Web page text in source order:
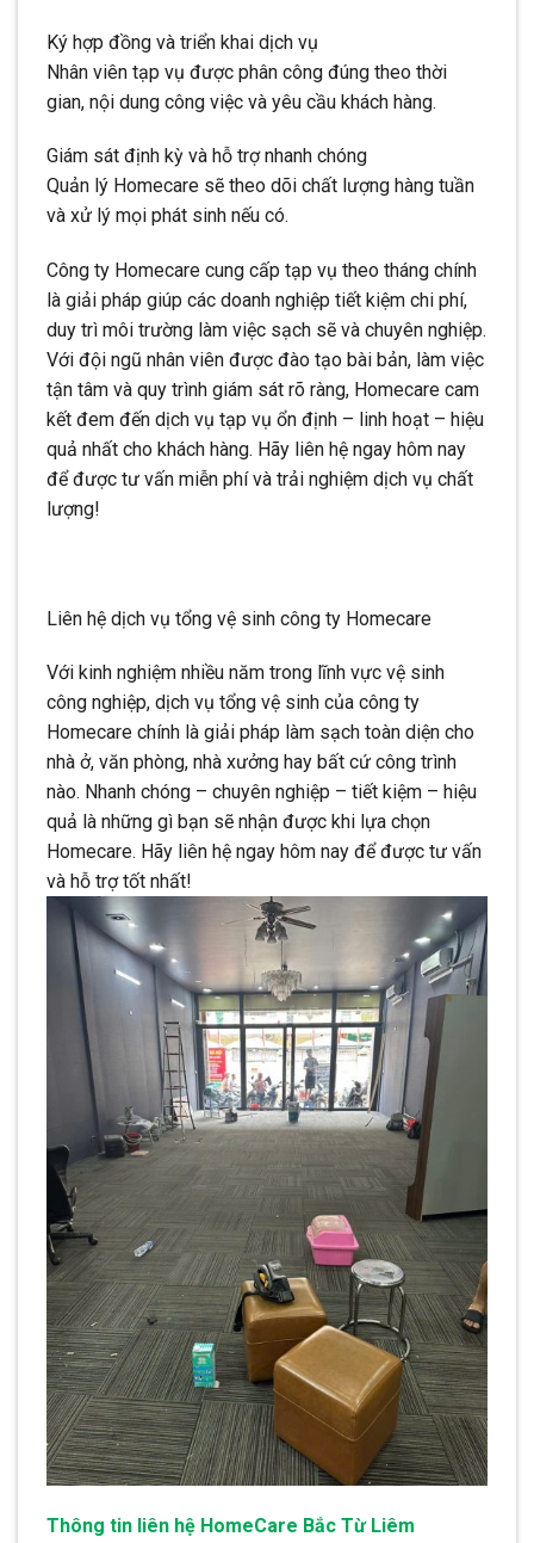
Ký hợp đồng và triển khai dịch vụ
Nhân viên tạp vụ được phân công đúng theo thời
gian, nội dung công việc và yêu cầu khách hàng.
Giám sát định kỳ và hỗ trợ nhanh chóng
Quản lý Homecare sẽ theo dõi chất lượng hàng tuần
và xử lý mọi phát sinh nếu có.
Công ty Homecare cung cấp tạp vụ theo tháng chính
là giải pháp giúp các doanh nghiệp tiết kiệm chi phí,
duy trì môi trường làm việc sạch sẽ và chuyên nghiệp.
Với đội ngũ nhân viên được đào tạo bài bản, làm việc
tận tâm và quy trình giám sát rõ ràng, Homecare cam
kết đem đến dịch vụ tạp vụ ổn định – linh hoạt – hiệu
quả nhất cho khách hàng. Hãy liên hệ ngay hôm nay
để được tư vấn miễn phí và trải nghiệm dịch vụ chất
lượng!
Liên hệ dịch vụ tổng vệ sinh công ty Homecare
Với kinh nghiệm nhiều năm trong lĩnh vực vệ sinh
công nghiệp, dịch vụ tổng vệ sinh của công ty
Homecare chính là giải pháp làm sạch toàn diện cho
nhà ở, văn phòng, nhà xưởng hay bất cứ công trình
nào. Nhanh chóng – chuyên nghiệp – tiết kiệm – hiệu
quả là những gì bạn sẽ nhận được khi lựa chọn
Homecare. Hãy liên hệ ngay hôm nay để được tư vấn
và hỗ trợ tốt nhất!
Thông tin liên hệ HomeCare Bắc Từ Liêm